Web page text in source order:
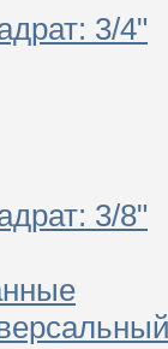
3/4"
3/8"